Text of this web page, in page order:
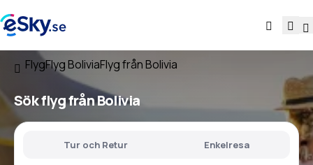
FlygFlyg BoliviaFlyg från Bolivia
Sök flygfrån Bolivia
Tur och Retur Enkelresa